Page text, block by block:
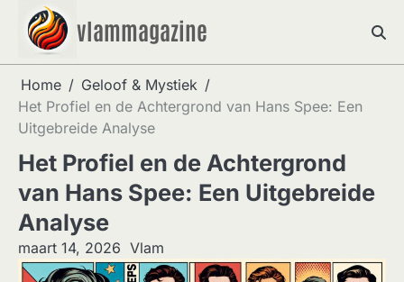
content
vlammagazine
Home
Geloof & Mystiek
Het Profiel en de Achtergrond van Hans Spee: Een
Uitgebreide Analyse
Het Profiel en de Achtergrond
van Hans Spee: Een Uitgebreide
Analyse
maart 14, 2026 Vlam